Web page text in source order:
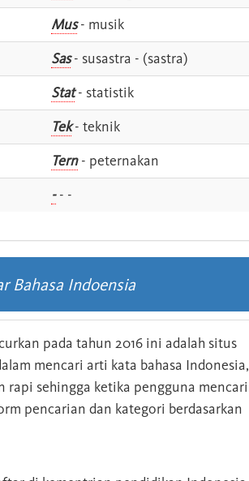
Mus- musik
Sas- susastra - (sastra)
Stat- statistik
Tek- teknik
Tern- peternakan
-- -
Bahasa Indoensia
pada tahun 2016 ini adalah situs
mencari arti kata bahasa Indonesia,
sehingga ketika pengguna mencari
pencarian dan kategori berdasarkan